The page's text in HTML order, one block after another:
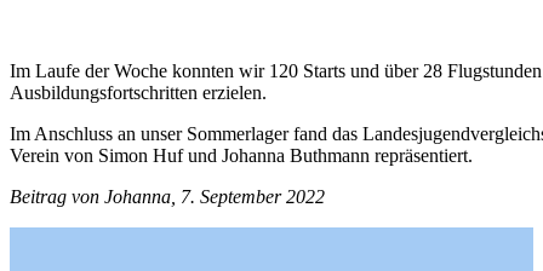
Im Laufe der Woche konnten wir 120 Starts und über 28
Ausbildungsfortschritten erzielen.
Im Anschluss an unser Sommerlager fand das
Verein von Simon Huf und Johanna Buthmann repräsentiert.
Beitrag von Johanna, 7. September 2022